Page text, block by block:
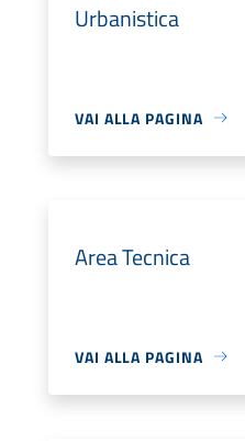
Urbanistica
VAI ALLA PAGINA
Area Tecnica
VAI ALLA PAGINA